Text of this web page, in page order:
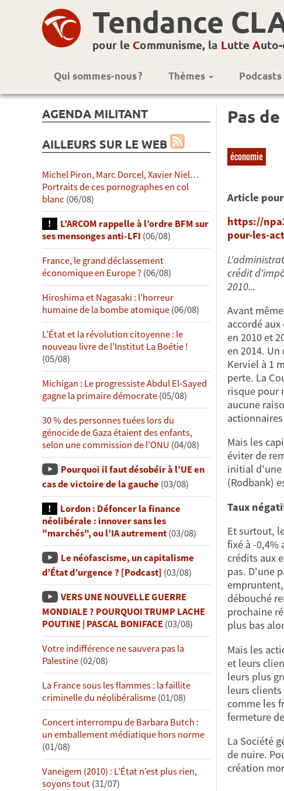
Tendance
pour le Communisme, la Lutte A
Qui sommes-nous ? Thèmes Podcasts
AGENDA MILITANT
AILLEURS SUR LE WEB
Michel Piron, Marc Dorcel, Xavier Niel…
Portraits de ces pornographes en col
blanc (06/08)
L’ARCOM rappelle à l’ordre BFM sur
ses mensonges anti-LFI (06/08)
France, le grand déclassement
économique en Europe ?(06/08)
Hiroshima et Nagasaki : l’horreur
humaine de la bombe atomique(06/08)
L’État et la révolution citoyenne : le
nouveau livre de l’Institut La Boétie !
(05/08)
Michigan : Le progressiste Abdul El-Sayed
gagne la primaire démocrate(05/08)
30 % des personnes tuées lors du
génocide de Gaza étaient des enfants,
selon une commission de l’ONU (04/08)
Pourquoi il faut désobéir à l’UE en
cas de victoire de la gauche (03/08)
Lordon : Défoncer la finance
néolibérale : innover sans les
"marchés", ou l’IA autrement(03/08)
Le néofascisme, un capitalisme
d’État d’urgence ? [Podcast] (03/08)
VERS UNE NOUVELLE GUERRE
MONDIALE ? POURQUOI TRUMP LACHE
POUTINE | PASCAL BONIFACE(03/08)
Votre indifférence ne sauvera pas la
Palestine(02/08)
La France sous les flammes : la faillite
criminelle du néolibéralisme(01/08)
Concert interrompu de Barbara Butch :
un emballement médiatique hors norme
(01/08)
Vaneigem (2010) : L’État n’est plus rien,
soyons tout(31/07)
Pas
économie
Article
https://
pour-les-
crédit
2010...
Avant
accordé
en 2010 et
en 2014.
Kerviel à 1
perte. La
risque pour
aucune
Mais les
éviter de
initial d'une
(Rodbank)
Taux
Et surtout,
fixé à -0,4%
crédits aux
pas. D'une
débouché
prochaine
plus bas
Mais les
et leurs
leurs plus
leurs
comme les
fermeture
La Société
de nuire.
création